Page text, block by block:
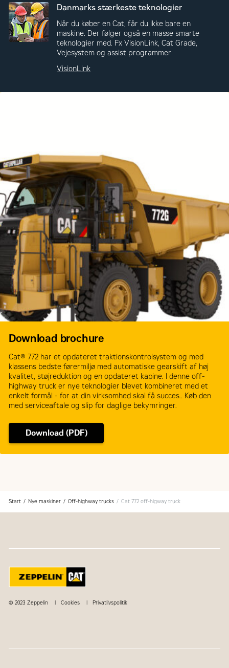
Danmarks stærkeste teknologier
Når du køber en Cat, får du ikke bare en
maskine. Der følger også en masse smarte
teknologier med. Fx VisionLink, Cat Grade,
Vejesystem og assist programmer
VisionLink
Download brochure
Cat® 772 har et opdateret traktionskontrolsystem og med
klassens bedste førermiljø med automatiske gearskift af høj
kvalitet, støjreduktion og en opdateret kabine. I denne off-
highway truck er nye teknologier blevet kombineret med et
enkelt formål - for at din virksomhed skal få succes.. Køb den
med serviceaftale og slip for daglige bekymringer.
Download (PDF)
Start Nye maskiner Off-highway trucks Cat 772 off-higway truck
© 2023 Zeppelin Cookies Privatlivspolitik